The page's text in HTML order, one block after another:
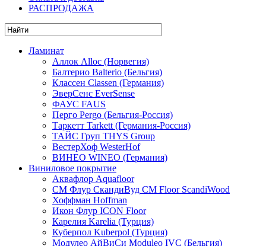
РАСПРОДАЖА
Ламинат
Аллок Alloc (Норвегия)
Балтерио Balterio (Бельгия)
Классен Classen (Германия)
ЭверСенс EverSense
ФАУС FAUS
Перго Pergo (Бельгия-Россия)
Таркетт Tarkett (Германия-Россия)
ТАЙС Груп THYS Group
ВестерХоф WesterHof
ВИНЕО WINEO (Германия)
Виниловое покрытие
Аквафлор Aquafloor
СМ Флур СкандиВуд CM Floor ScandiWood
Хоффман Hoffman
Икон Флур ICON Floor
Карелия Karelia (Турция)
Куберпол Kuberpol (Турция)
Модулео АйВиСи Moduleo IVC (Бельгия)